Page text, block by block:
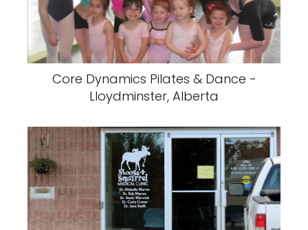
Core Dynamics Pilates & Dance -
Lloydminster, Alberta